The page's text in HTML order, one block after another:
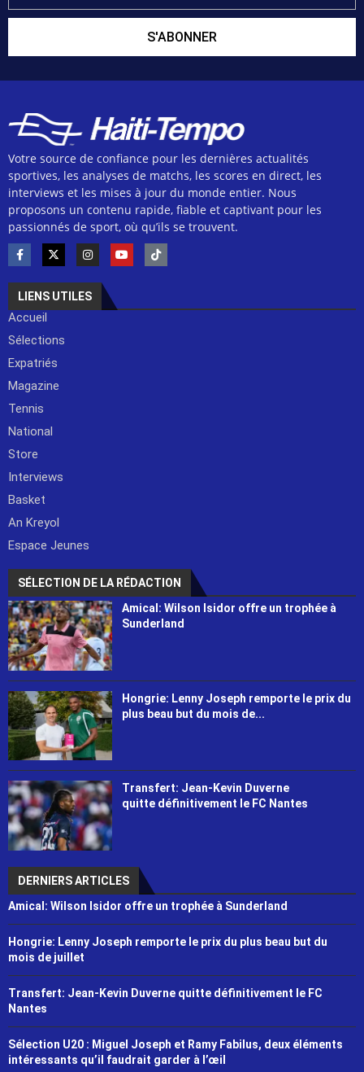
S'ABONNER
Votre source de confiance pour les dernières actualités
sportives, les analyses de matchs, les scores en direct, les
interviews et les mises à jour du monde entier. Nous
proposons un contenu rapide, fiable et captivant pour les
passionnés de sport, où qu’ils se trouvent.
LIENS UTILES
Accueil
Sélections
Expatriés
Magazine
Tennis
National
Store
Interviews
Basket
An Kreyol
Espace Jeunes
SÉLECTION DE LA RÉDACTION
Amical: Wilson Isidor offre un trophée à
Sunderland
Hongrie: Lenny Joseph remporte le prix du
plus beau but du mois de...
Transfert: Jean-Kevin Duverne
quitte définitivement le FC Nantes
DERNIERS ARTICLES
Amical: Wilson Isidor offre un trophée à Sunderland
Hongrie: Lenny Joseph remporte le prix du plus beau but du
mois de juillet
Transfert: Jean-Kevin Duverne quitte définitivement le FC
Nantes
Sélection U20 : Miguel Joseph et Ramy Fabilus, deux éléments
intéressants qu’il faudrait garder à l’œil